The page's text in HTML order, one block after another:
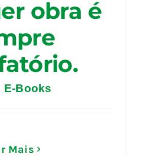
obra é
E-Books
Mais